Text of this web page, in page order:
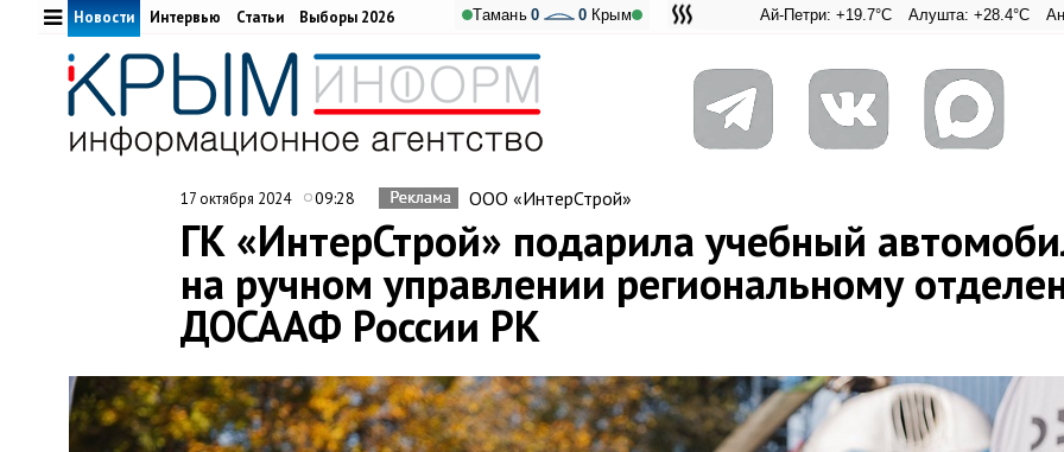
Ай-Петри: +19.7°C Алушта: +28.4°C Ангарский
Тамань 0 0 Крым
Новости Интервью Статьи Выборы 2026
17 октября 2024 09:28 ООО «ИнтерСтрой»
ГК «ИнтерСтрой» подарила учебный
на ручном управлении региональному
ДОСААФ России РК